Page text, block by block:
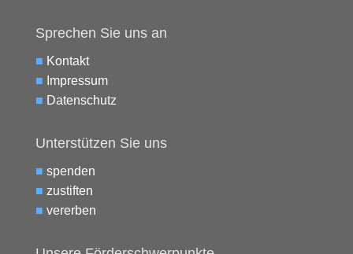
Sprechen Sie uns an
■ Kontakt
■ Impressum
■ Datenschutz
Unterstützen Sie uns
■ spenden
■ zustiften
■ vererben